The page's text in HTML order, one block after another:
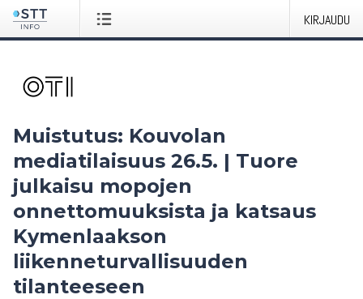
KIRJAUDU
Muistutus: Kouvolan
mediatilaisuus 26.5. | Tuore
julkaisu mopojen
onnettomuuksista ja katsaus
Kymenlaakson
liikenneturvallisuuden
tilanteeseen